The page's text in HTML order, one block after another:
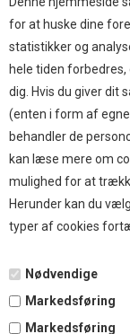
for at huske dine
statistikker og
hele tiden
dig. Hvis du giver dit
(enten i form af
behandler de
kan læse mere om
mulighed for at
Herunder kan du
typer af cookies
Nødvendige
Markedsføring
Markedsføring
TOP BRANDS
HOKAMIX
HVALPESTART
Thule hundbure
GRAU
STARMARK
VARIOCAGE-
TILMELD